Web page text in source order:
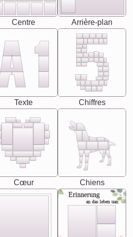
Centre Arrière-plan
Texte Chiffres
Cœur Chiens
Erinnerung
an das leben uan